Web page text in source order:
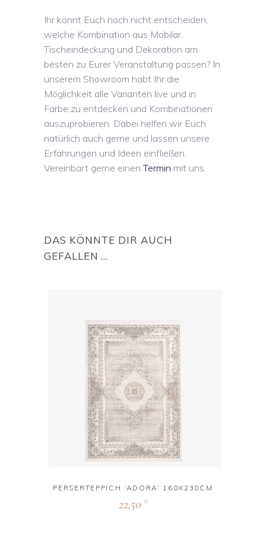
Ihr könnt Euch noch nicht entscheiden,
welche Kombination aus Mobilar,
Tischeindeckung und Dekoration am
besten zu Eurer Veranstaltung passen? In
unserem Showroom habt Ihr die
Möglichkeit alle Varianten live und in
Farbe zu entdecken und Kombinationen
auszuprobieren. Dabei helfen wir Euch
natürlich auch gerne und lassen unsere
Erfahrungen und Ideen einfließen.
Vereinbart gerne einenTermin mit uns.
DAS KÖNNTE DIR AUCH
GEFALLEN …
PERSERTEPPICH ‘ADORA‘ 160X230CM
22,50 €